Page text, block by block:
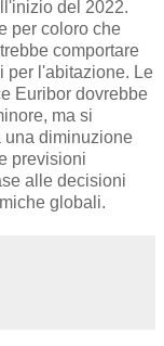
del 2022.
per coloro che
comportare
per l'abitazione. Le
Euribor dovrebbe
ma si
una diminuzione
previsioni
alle decisioni
globali.